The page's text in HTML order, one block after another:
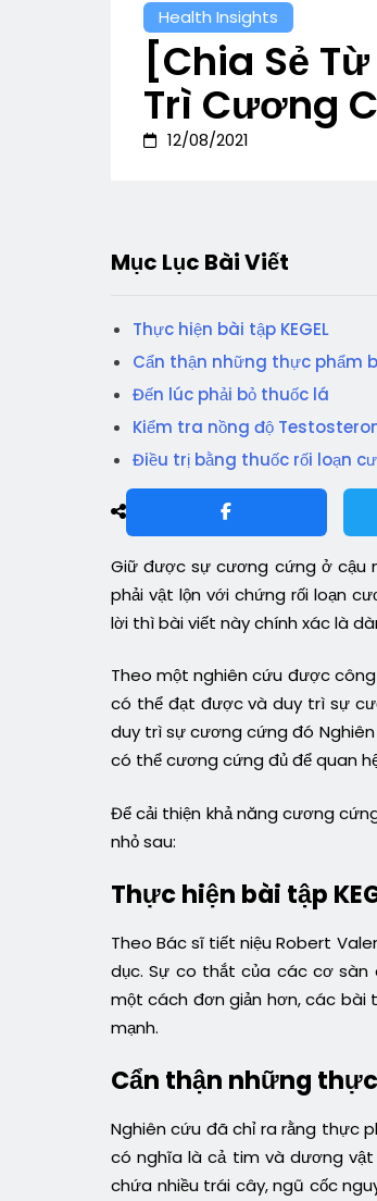
Health Insights
[Chia Sẻ
Trì Cương
12/08/2021
Mục Lục Bài Viết
Thực hiện bài tập KEGEL
Cẩn thận những thực phẩm
Đến lúc phải bỏ thuốc lá
Kiểm tra nồng độ
Điều trị bằng thuốc rối loạn
Giữ được sự cương cứng ở cậu
phải vật lộn với chứng rối loạn
lời thì bài viết này chính xác là
Theo một nghiên cứu được công
có thể đạt được và duy trì sự
duy trì sự cương cứng đó
có thể cương cứng đủ để quan
Để cải thiện khả năng cương
nhỏ sau:
Thực hiện bài tập
Theo Bác sĩ tiết niệu Robert
dục. Sự co thắt của các cơ
một cách đơn giản hơn, các bài
mạnh.
Cẩn thận những
Nghiên cứu đã chỉ ra rằng thực
có nghĩa là cả tim và dương
chứa nhiều trái cây, ngũ cốc